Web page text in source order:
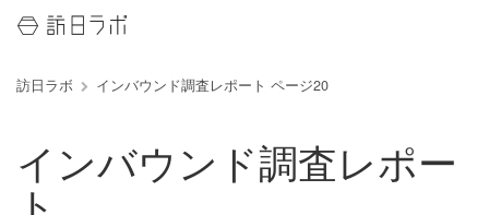
訪日ラボ インバウンド調査レポート ページ20
インバウンド調査レポー